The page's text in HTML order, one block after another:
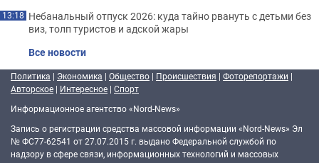
13:18 Небанальный отпуск 2026: куда тайно рвануть с детьми без
виз, толп туристов и адской жары
Все новости
Политика | Экономика | Общество | Происшествия | Фоторепортажи |
Авторское | Интересное | Спорт
Информационное агентство «Nord-News»
Запись о регистрации средства массовой информации «Nord-News» Эл
№ ФС77-62541 от 27.07.2015 г. выдано Федеральной службой по
надзору в сфере связи, информационных технологий и массовых